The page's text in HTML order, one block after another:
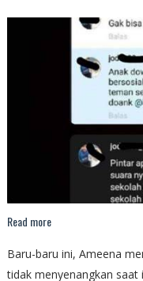
Read more
Baru-baru ini, Ameena
tidak menyenangkan